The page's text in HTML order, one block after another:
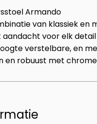
Armando
van klassiek en
voor elk
verstelbare, en
en robuust met